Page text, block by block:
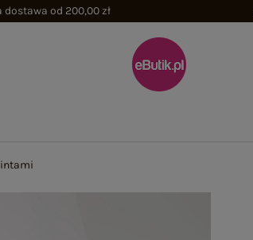
dostawa od 200,00 zł